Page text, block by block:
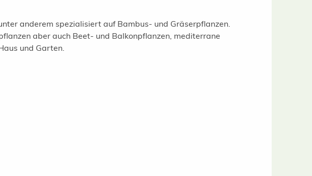
anderem spezialisiert auf Bambus- und Gräserpflanzen.
aber auch Beet- und Balkonpflanzen, mediterrane
und Garten.